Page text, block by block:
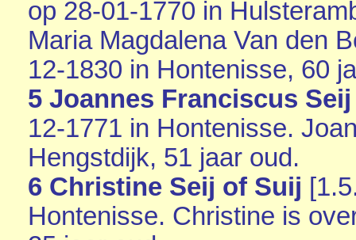
op 28-01-1770 in
Maria Magdalena Van den
12-1830 in Hontenisse, 60
5 Joannes Franciscus
12-1771 in Hontenisse.
Hengstdijk, 51 jaar oud.
6 Christine Seij of Suij [
Hontenisse. Christine is